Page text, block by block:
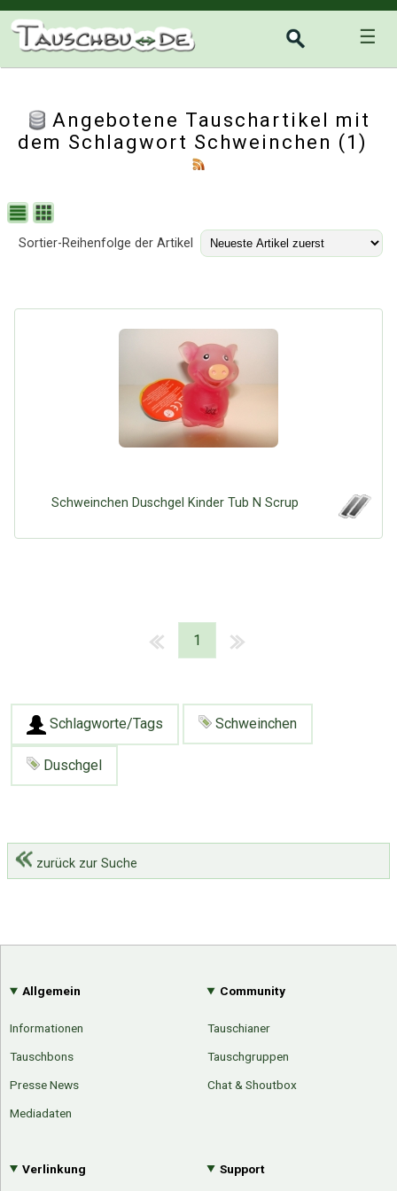
☰
Angebotene Tauschartikel mit
dem Schlagwort Schweinchen (1)
Sortier-Reihenfolge der Artikel
Schweinchen Duschgel Kinder Tub N Scrup
1
Schlagworte/Tags Schweinchen
Duschgel
zurück zur Suche
Allgemein
Informationen
Tauschbons
Presse News
Mediadaten
Community
Tauschianer
Tauschgruppen
Chat & Shoutbox
Verlinkung Support